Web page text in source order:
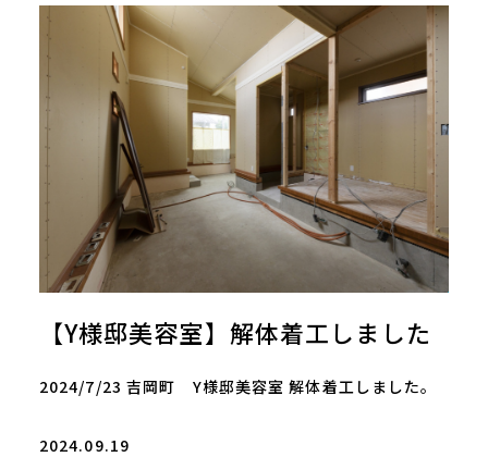
【Y様邸美容室】解体着工しました
2024/7/23 吉岡町 Y様邸美容室 解体着工しました。
2024.09.19